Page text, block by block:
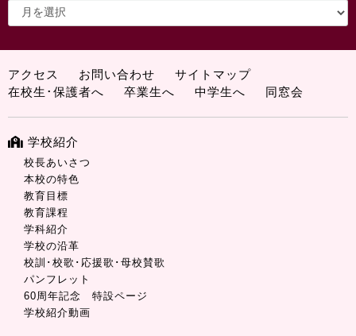
アクセス お問い合わせ
サイトマップ
在校生･保護者へ
卒業生へ 中学生へ 同窓会
学校紹介
校長あいさつ
本校の特色
教育目標
教育課程
学科紹介
学校の沿革
校訓･校歌･応援歌･母校賛歌
パンフレット
60周年記念 特設ページ
学校紹介動画